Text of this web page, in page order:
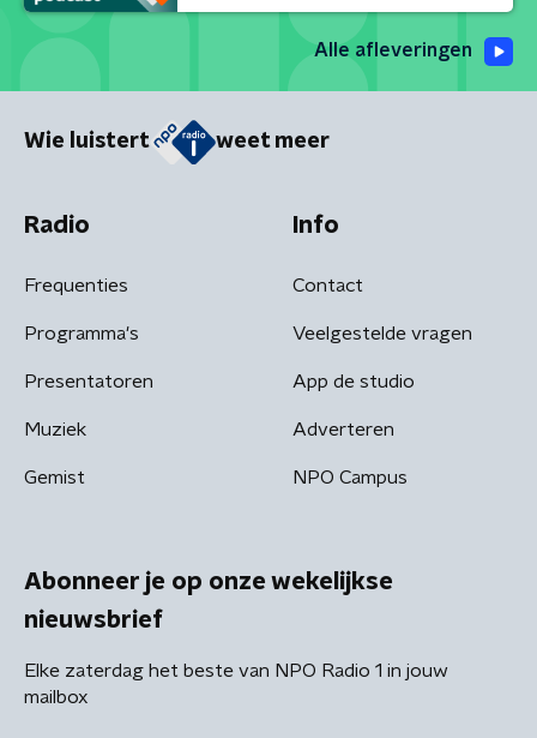
Alle afleveringen
Wie luistert weet meer
Radio
Frequenties
Programma's
Presentatoren
Muziek
Gemist
Info
Contact
Veelgestelde vragen
App de studio
Adverteren
NPO Campus
Abonneer je op onze wekelijkse
nieuwsbrief
Elke zaterdag het beste van NPO Radio 1 in jouw
mailbox